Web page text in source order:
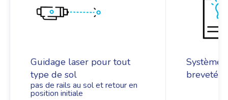
Guidage laser pour tout
type de sol
pas de rails au sol et retour en
position initiale
Système
breveté